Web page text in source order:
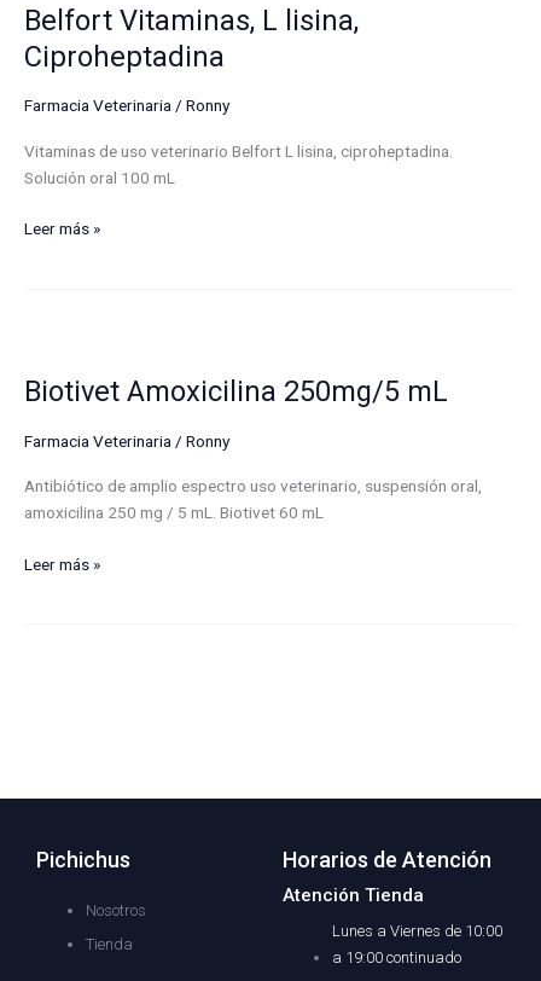
Belfort Vitaminas, L lisina,
Ciproheptadina
Farmacia Veterinaria/ Ronny
Vitaminas de uso veterinario Belfort L lisina, ciproheptadina.
Solución oral 100 mL
L
lisina,
Ciproheptadina
Leer más »
Biotivet Amoxicilina 250mg/5 mL
Farmacia Veterinaria / Ronny
Antibiótico de amplio espectro uso veterinario, suspensión oral,
amoxicilina 250 mg / 5 mL. Biotivet 60 mL
250mg/5
Leer más »
Pichichus
Nosotros
Tienda
Horarios de Atención
Atención Tienda
Lunes a Viernes de 10:00
a 19:00 continuado